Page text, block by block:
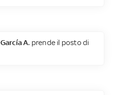
García A. prende il posto di